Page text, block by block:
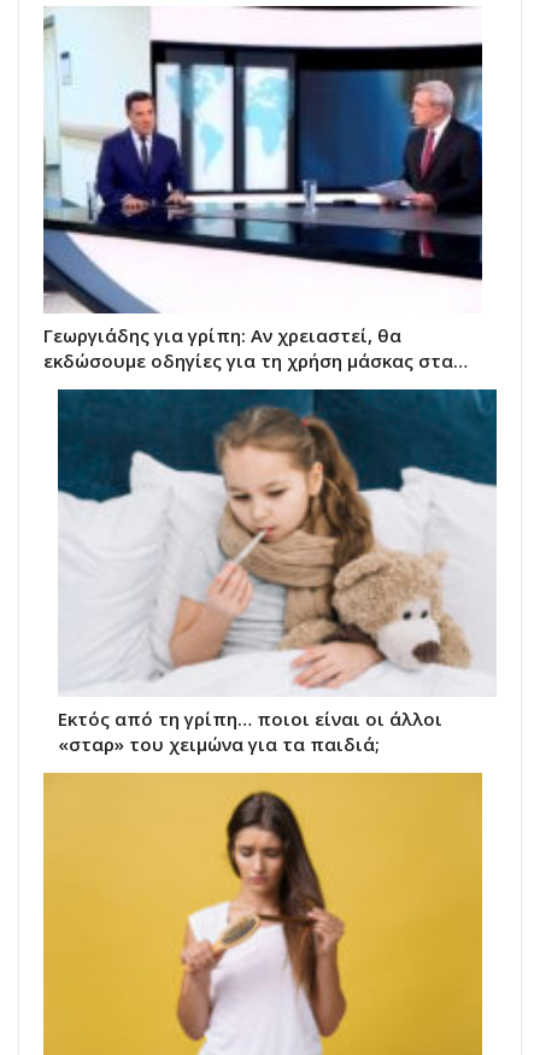
Γεωργιάδης για γρίπη: Αν χρειαστεί, θα
εκδώσουμε οδηγίες για τη χρήση μάσκας στα…
Εκτός από τη γρίπη… ποιοι είναι οι άλλοι
«σταρ» του χειμώνα για τα παιδιά;